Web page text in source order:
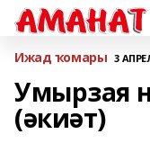
Ижад ҡомары 3
Умырзая
(әкиәт)